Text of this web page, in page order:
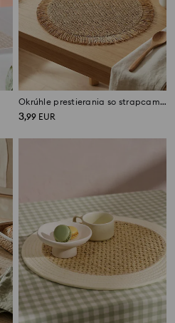
Okrúhle prestierania so strapcami 2 pack
3,99 EUR